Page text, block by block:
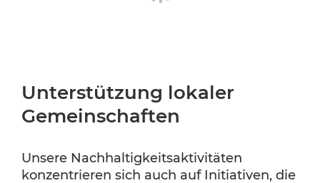
Unterstützung lokaler
Gemeinschaften
Unsere Nachhaltigkeitsaktivitäten
konzentrieren sich auch auf Initiativen, die